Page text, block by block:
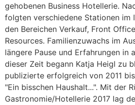
gehobenen Business Hotellerie.
folgten verschiedene Stationen im
den Bereichen Verkauf, Front
Resources. Familienzuwachs im
längere Pause und Erfahrungen in
dieser Zeit begann Katja Heigl zu
publizierte erfolgreich von 2011
"Ein bisschen Haushalt...". Mit der
Gastronomie/Hotellerie 2017 lag